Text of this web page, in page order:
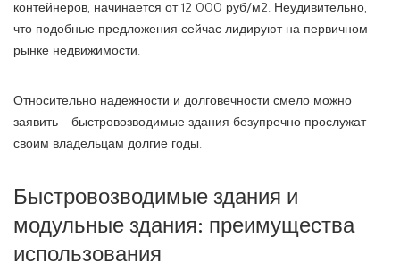
контейнеров, начинается от 12 000 руб/м2. Неудивительно,
что подобные предложения сейчас лидируют на первичном
рынке недвижимости.
Относительно надежности и долговечности смело можно
заявить —быстровозводимые здания безупречно прослужат
своим владельцам долгие годы.
Быстровозводимые здания и
модульные здания: преимущества
использования